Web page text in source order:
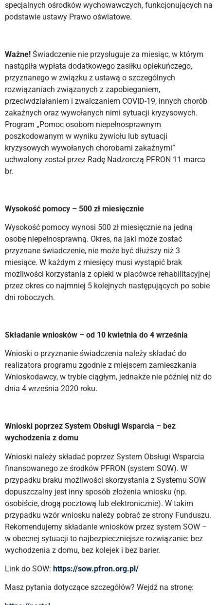
specjalnych ośrodków wychowawczych, funkcjonujących na
podstawie ustawy Prawo oświatowe.
Ważne! Świadczenie nie przysługuje za miesiąc, w którym
nastąpiła wypłata dodatkowego zasiłku opiekuńczego,
przyznanego w związku z ustawą o szczególnych
rozwiązaniach związanych z zapobieganiem,
przeciwdziałaniem i zwalczaniem COVID-19, innych chorób
zakaźnych oraz wywołanych nimi sytuacji kryzysowych.
Program „Pomoc osobom niepełnosprawnym
poszkodowanym w wyniku żywiołu lub sytuacji
kryzysowych wywołanych chorobami zakaźnymi”
uchwalony został przez Radę Nadzorczą PFRON 11 marca
br.
Wysokość pomocy – 500 zł miesięcznie
Wysokość pomocy wynosi 500 zł miesięcznie na jedną
osobę niepełnosprawną. Okres, na jaki może zostać
przyznane świadczenie, nie może być dłuższy niż 3
miesiące. W każdym z miesięcy musi wystąpić brak
możliwości korzystania z opieki w placówce rehabilitacyjnej
przez okres co najmniej 5 kolejnych następujących po sobie
dni roboczych.
Składanie wniosków – od 10 kwietnia do 4 września
Wnioski o przyznanie świadczenia należy składać do
realizatora programu zgodnie z miejscem zamieszkania
Wnioskodawcy, w trybie ciągłym, jednakże nie później niż do
dnia 4 września 2020 roku.
Wnioski poprzez System Obsługi Wsparcia – bez
wychodzenia z domu
Wnioski należy składać poprzez System Obsługi Wsparcia
finansowanego ze środków PFRON (system SOW). W
przypadku braku możliwości skorzystania z Systemu SOW
dopuszczalny jest inny sposób złożenia wniosku (np.
osobiście, drogą pocztową lub elektronicznie). W takim
przypadku wzór wniosku należy pobrać ze strony Funduszu.
Rekomendujemy składanie wniosków przez system SOW –
w obecnej sytuacji to najbezpieczniejsze rozwiązanie: bez
wychodzenia z domu, bez kolejek i bez barier.
Link do SOW: https://sow.pfron.org.pl/
Masz pytania dotyczące szczegółów? Wejdź na stronę: